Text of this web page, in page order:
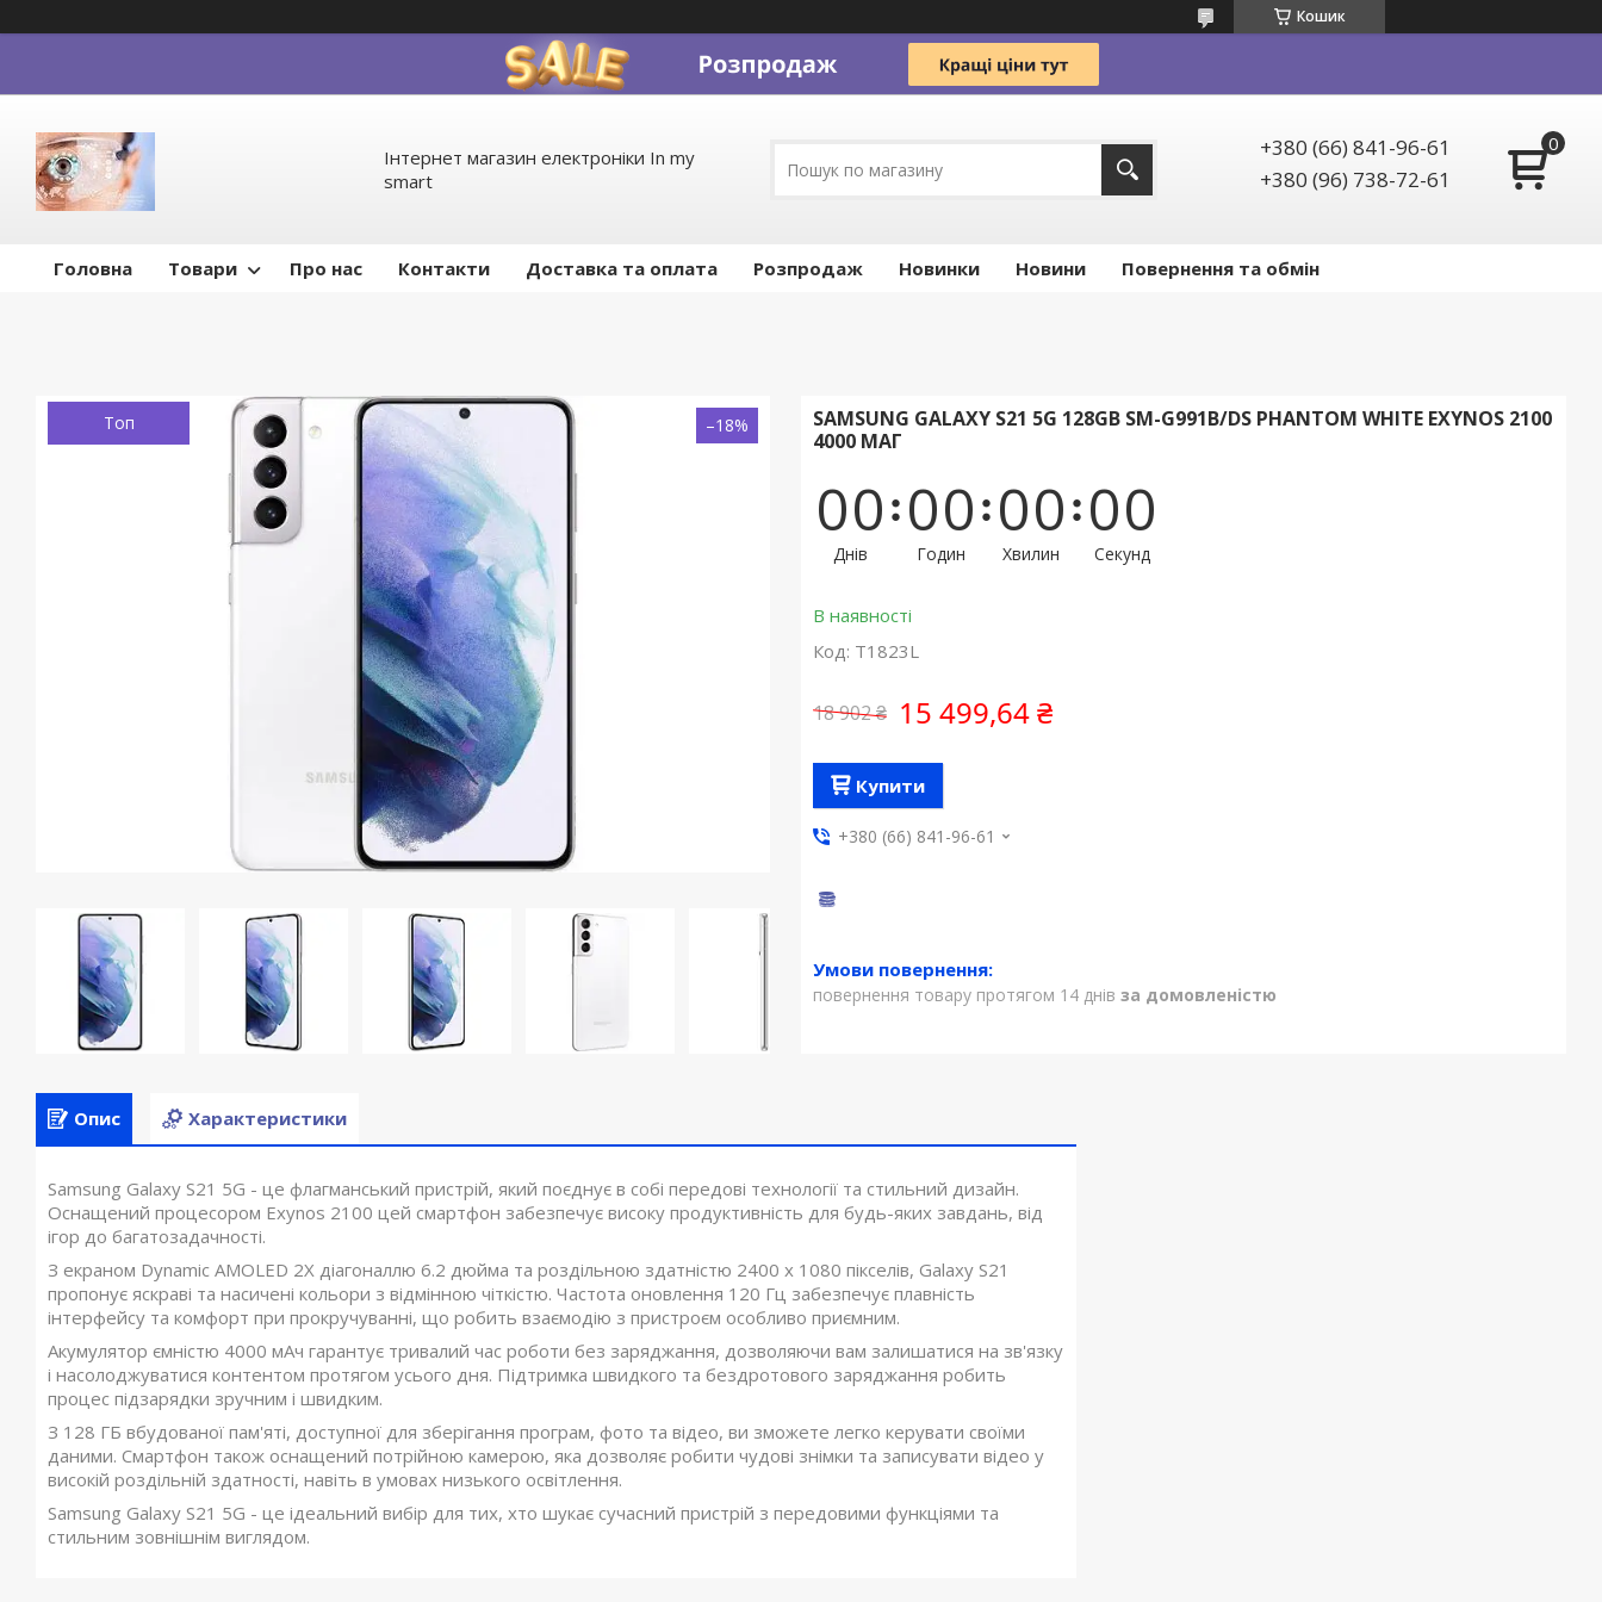
Кошик
Інтернет магазин електроніки In my
smart
+380 (66) 841-96-61
+380 (96) 738-72-61
Головна Товари Про нас Контакти Доставка та оплата Pозпродаж Новинки Новини Повернення та обмін
Топ –18%
SAMSUNG GALAXY S21 5G 128GB SM-G991B/DS PHANTOM WHITE EXYNOS 2100
4000 МАГ
00
Днів
00
Годин
00
Хвилин
00
Секунд
В наявності
Код: T1823L
18 902 ₴ 15 499,64 ₴
Купити
+380 (66) 841-96-61
повернення товару протягом 14 днів за домовленістю
Опис Характеристики
Samsung Galaxy S21 5G - це флагманський пристрій, який поєднує в собі передові технології та стильний дизайн.
Оснащений процесором Exynos 2100 цей смартфон забезпечує високу продуктивність для будь-яких завдань, від
ігор до багатозадачності.
З екраном Dynamic AMOLED 2X діагоналлю 6.2 дюйма та роздільною здатністю 2400 x 1080 пікселів, Galaxy S21
пропонує яскраві та насичені кольори з відмінною чіткістю. Частота оновлення 120 Гц забезпечує плавність
інтерфейсу та комфорт при прокручуванні, що робить взаємодію з пристроєм особливо приємним.
Акумулятор ємністю 4000 мАч гарантує тривалий час роботи без заряджання, дозволяючи вам залишатися на зв'язку
і насолоджуватися контентом протягом усього дня. Підтримка швидкого та бездротового заряджання робить
процес підзарядки зручним і швидким.
З 128 ГБ вбудованої пам'яті, доступної для зберігання програм, фото та відео, ви зможете легко керувати своїми
даними. Смартфон також оснащений потрійною камерою, яка дозволяє робити чудові знімки та записувати відео у
високій роздільній здатності, навіть в умовах низького освітлення.
Samsung Galaxy S21 5G - це ідеальний вибір для тих, хто шукає сучасний пристрій з передовими функціями та
стильним зовнішнім виглядом.